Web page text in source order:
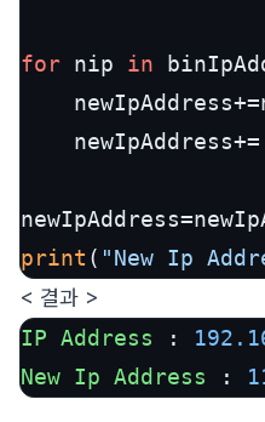
for nip in
	newIpAddress+=
print ( "New Ip
< 결과 >
IP Address :
New Ip Address :